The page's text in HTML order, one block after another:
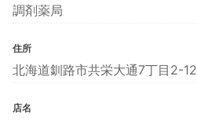
調剤薬局
住所
北海道釧路市共栄大通7丁目2-12
店名